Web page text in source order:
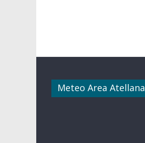
Meteo Area Atellana